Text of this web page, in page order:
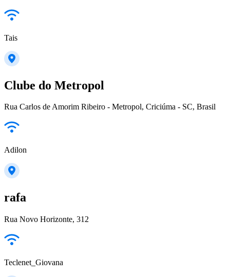
Tais
Clube do Metropol
Rua Carlos de Amorim Ribeiro - Metropol, Criciúma - SC, Brasil
Adilon
rafa
Rua Novo Horizonte, 312
Teclenet_Giovana